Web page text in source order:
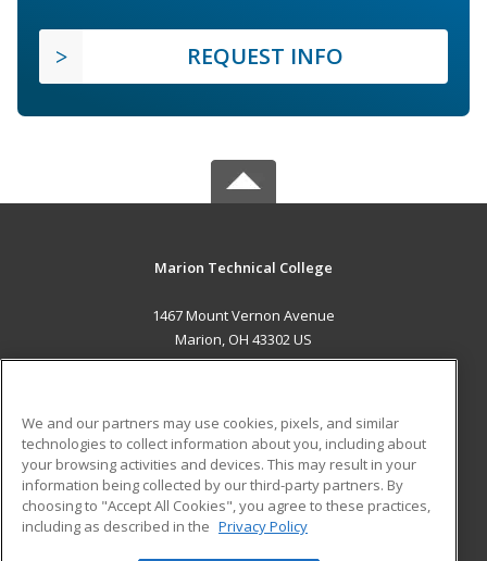
REQUEST INFO
Marion Technical College
1467 Mount Vernon Avenue
Marion, OH 43302 US
ADDITIONAL RESOURCES
Military
Financial Assistance
Help
Student Blog
We and our partners may use cookies, pixels, and similar
technologies to collect information about you, including about
your browsing activities and devices. This may result in your
information being collected by our third-party partners. By
choosing to "Accept All Cookies", you agree to these practices,
including as described in the Privacy Policy